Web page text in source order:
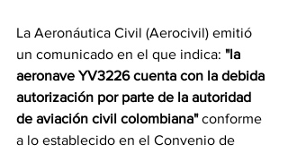
La Aeronáutica Civil (Aerocivil) emitió
un comunicado en el que indica: "la
aeronave YV3226 cuenta con la debida
autorización por parte de la autoridad
de aviación civil colombiana" conforme
a lo establecido en el Convenio de